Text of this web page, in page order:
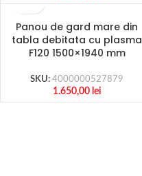
Panou de gard mare din
tabla debitata cu plasma
F120 1500×1940 mm
SKU:4000000527879
1.650,00 lei